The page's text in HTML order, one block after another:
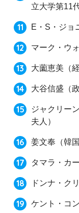
立大学第11
E・S・ジョ
マーク・ウ
大薗恵美（
大谷信盛（
ジャクリー
夫人）
姜文奉（韓
タマラ・カ
ドンナ・ク
ケント・コ